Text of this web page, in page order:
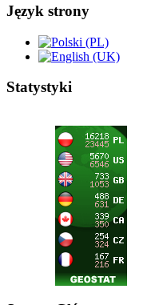
Język strony
Statystyki